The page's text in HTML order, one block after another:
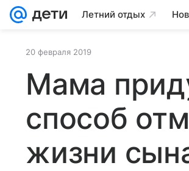
Летний отдых
20 февраля 2019
Мама
способ
жизни